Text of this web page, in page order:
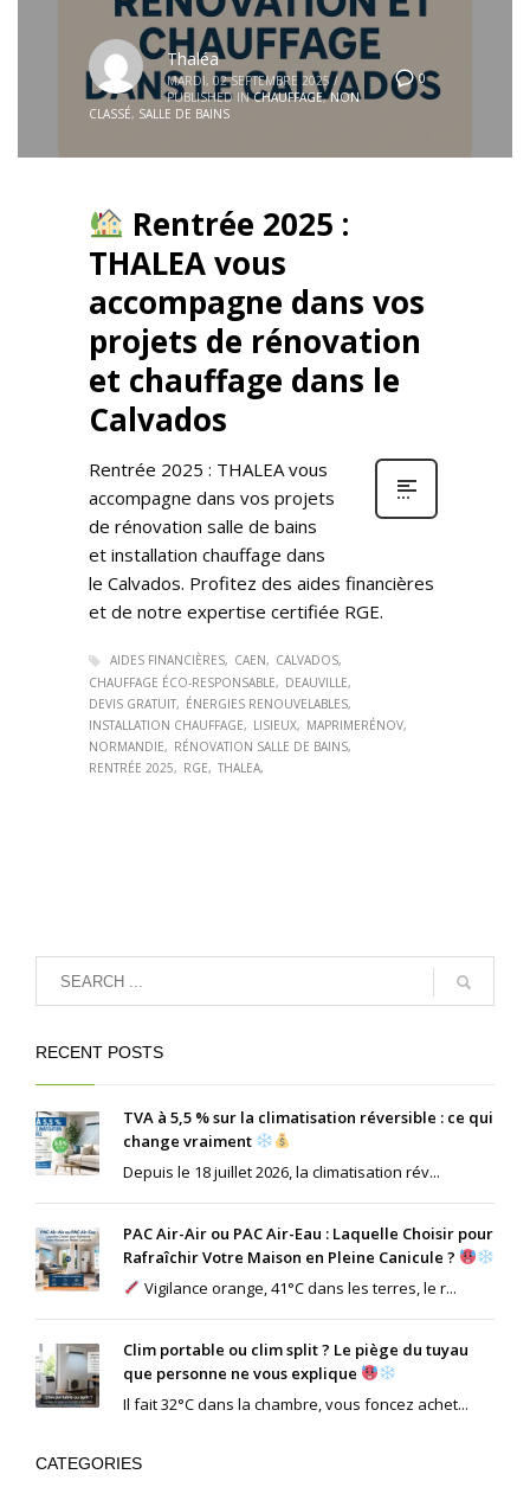
0
Thaléa
MARDI, 02 SEPTEMBRE 2025 /
PUBLISHED IN CHAUFFAGE,NON
CLASSÉ, SALLE DE BAINS
Rentrée 2025 :
THALEA vous
accompagne dans vos
projets de rénovation
et chauffage dans le
Calvados
Rentrée 2025 : THALEA vous
accompagne dans vos projets
de rénovation salle de bains
et installation chauffage dans
le Calvados. Profitez des aides financières
et de notre expertise certifiée RGE.
AIDES FINANCIÈRES CAEN
CALVADOS
CHAUFFAGE ÉCO-RESPONSABLE
DEAUVILLE
DEVIS GRATUIT
ÉNERGIES RENOUVELABLES
INSTALLATION CHAUFFAGE
LISIEUX
MAPRIMERÉNOV
NORMANDIE
RÉNOVATION SALLE DE BAINS
RENTRÉE 2025
RGE THALEA
RECENT POSTS
TVA à 5,5 % sur la climatisation réversible : ce qui
change vraiment
Depuis le 18 juillet 2026, la climatisation rév...
PAC Air-Air ou PAC Air-Eau : Laquelle Choisir pour
Rafraîchir Votre Maison en Pleine Canicule ?
Vigilance orange, 41°C dans les terres, le r...
Clim portable ou clim split ? Le piège du tuyau
que personne ne vous explique
Il fait 32°C dans la chambre, vous foncez achet...
CATEGORIES